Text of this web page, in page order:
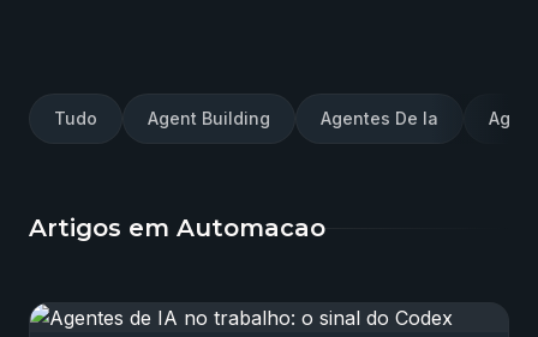
Tudo Agent Building Agentes De Ia
Artigos em Automacao